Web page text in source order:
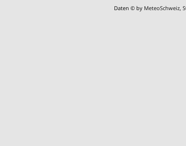
Daten © by MeteoSchweiz,